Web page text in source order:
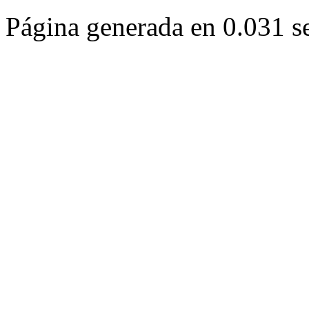
Página generada en 0.031